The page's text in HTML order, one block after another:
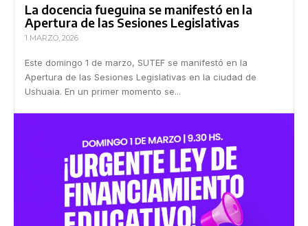
La docencia fueguina se manifestó en la
Apertura de las Sesiones Legislativas
1 MARZO, 2026
Este domingo 1 de marzo, SUTEF se manifestó en la
Apertura de las Sesiones Legislativas en la ciudad de
Ushuaia. En un primer momento se...